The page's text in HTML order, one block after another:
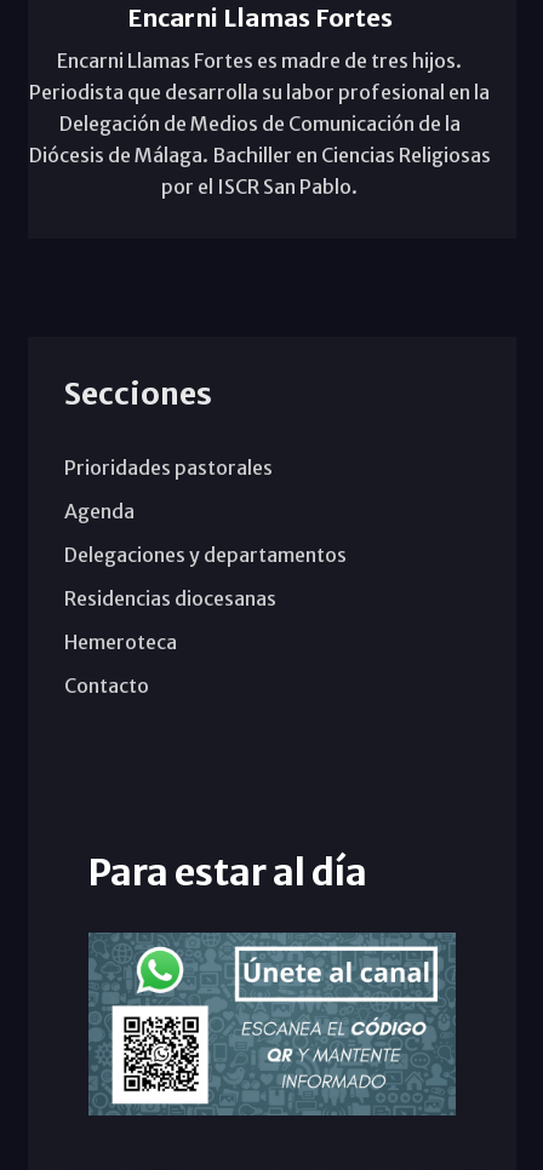
Encarni Llamas Fortes
Encarni Llamas Fortes es madre de tres hijos.
Periodista que desarrolla su labor profesional en la
Delegación de Medios de Comunicación de la
Diócesis de Málaga. Bachiller en Ciencias Religiosas
por el ISCR San Pablo.
Secciones
Prioridades pastorales
Agenda
Delegaciones y departamentos
Residencias diocesanas
Hemeroteca
Contacto
Para estar al día